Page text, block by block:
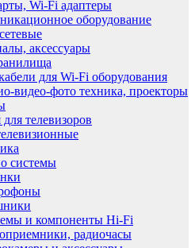
Wi-Fi адаптеры
оборудование
аксессуары
для Wi-Fi оборудования
видео-фото техника, проекторы
телевизоров
системы
и компоненты Hi-Fi
радиочасы